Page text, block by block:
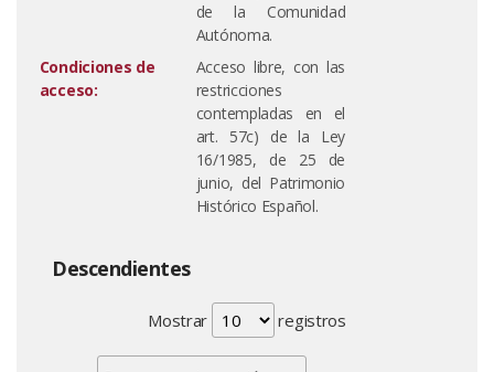
de la Comunidad
Autónoma.
Condiciones de
acceso:
Acceso libre, con las
restricciones
contempladas en el
art. 57c) de la Ley
16/1985, de 25 de
junio, del Patrimonio
Histórico Español.
Descendientes
Mostrar registros